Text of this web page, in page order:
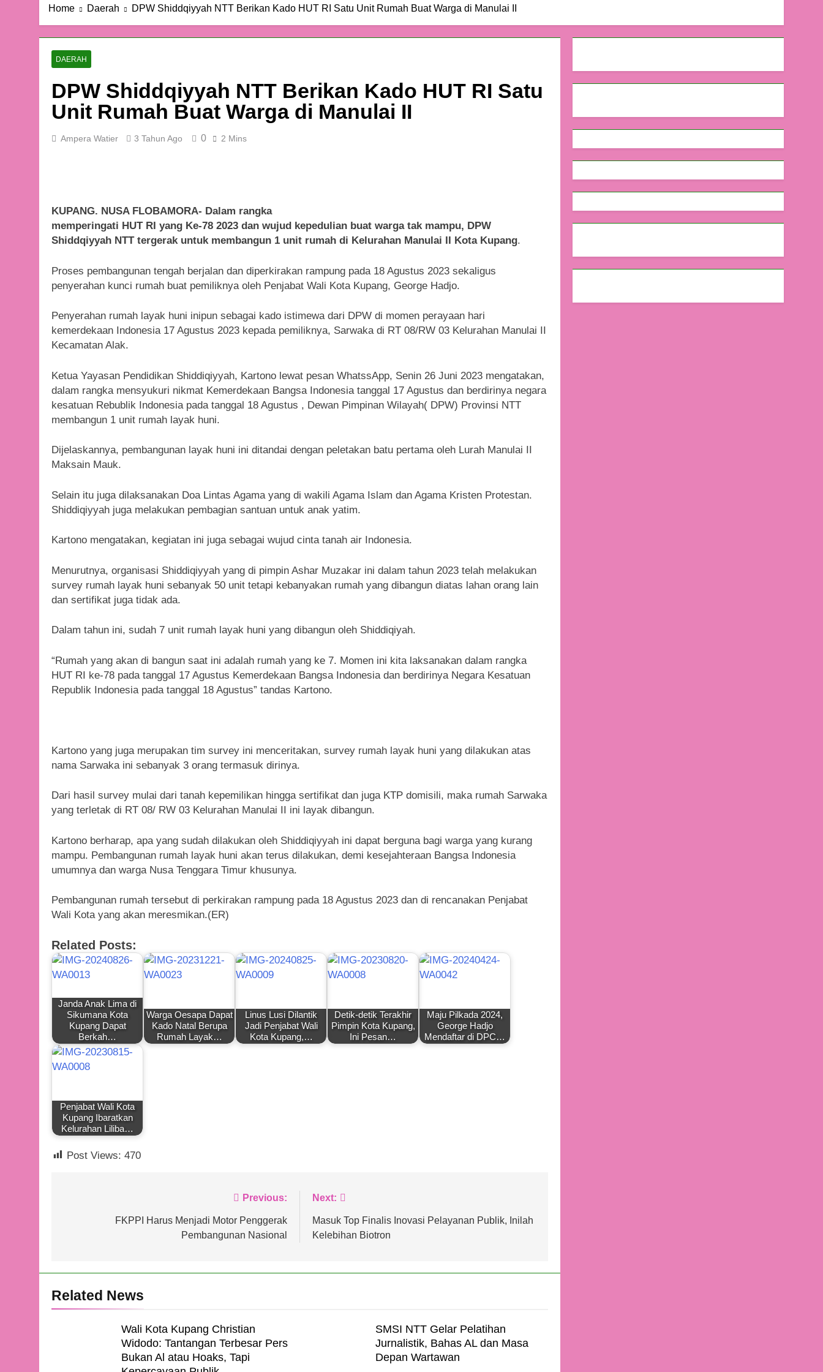
Home Daerah DPW Shiddqiyyah NTT Berikan Kado HUT RI Satu Unit Rumah Buat Warga di Manulai II
DAERAH
DPW Shiddqiyyah NTT Berikan Kado HUT RI Satu
Unit Rumah Buat Warga di Manulai II
Ampera Watier 3 Tahun Ago 0 2 Mins
KUPANG. NUSA FLOBAMORA- Dalam rangka
memperingati HUT RI yang Ke-78 2023 dan wujud kepedulian buat warga tak mampu, DPW
Shiddqiyyah NTT tergerak untuk membangun 1 unit rumah di Kelurahan Manulai II Kota Kupang.
Proses pembangunan tengah berjalan dan diperkirakan rampung pada 18 Agustus 2023 sekaligus
penyerahan kunci rumah buat pemiliknya oleh Penjabat Wali Kota Kupang, George Hadjo.
Penyerahan rumah layak huni inipun sebagai kado istimewa dari DPW di momen perayaan hari
kemerdekaan Indonesia 17 Agustus 2023 kepada pemiliknya, Sarwaka di RT 08/RW 03 Kelurahan Manulai II
Kecamatan Alak.
Ketua Yayasan Pendidikan Shiddiqiyyah, Kartono lewat pesan WhatssApp, Senin 26 Juni 2023 mengatakan,
dalam rangka mensyukuri nikmat Kemerdekaan Bangsa Indonesia tanggal 17 Agustus dan berdirinya negara
kesatuan Rebublik Indonesia pada tanggal 18 Agustus , Dewan Pimpinan Wilayah( DPW) Provinsi NTT
membangun 1 unit rumah layak huni.
Dijelaskannya, pembangunan layak huni ini ditandai dengan peletakan batu pertama oleh Lurah Manulai II
Maksain Mauk.
Selain itu juga dilaksanakan Doa Lintas Agama yang di wakili Agama Islam dan Agama Kristen Protestan.
Shiddiqiyyah juga melakukan pembagian santuan untuk anak yatim.
Kartono mengatakan, kegiatan ini juga sebagai wujud cinta tanah air Indonesia.
Menurutnya, organisasi Shiddiqiyyah yang di pimpin Ashar Muzakar ini dalam tahun 2023 telah melakukan
survey rumah layak huni sebanyak 50 unit tetapi kebanyakan rumah yang dibangun diatas lahan orang lain
dan sertifikat juga tidak ada.
Dalam tahun ini, sudah 7 unit rumah layak huni yang dibangun oleh Shiddiqiyah.
“Rumah yang akan di bangun saat ini adalah rumah yang ke 7. Momen ini kita laksanakan dalam rangka
HUT RI ke-78 pada tanggal 17 Agustus Kemerdekaan Bangsa Indonesia dan berdirinya Negara Kesatuan
Republik Indonesia pada tanggal 18 Agustus” tandas Kartono.
Kartono yang juga merupakan tim survey ini menceritakan, survey rumah layak huni yang dilakukan atas
nama Sarwaka ini sebanyak 3 orang termasuk dirinya.
Dari hasil survey mulai dari tanah kepemilikan hingga sertifikat dan juga KTP domisili, maka rumah Sarwaka
yang terletak di RT 08/ RW 03 Kelurahan Manulai II ini layak dibangun.
Kartono berharap, apa yang sudah dilakukan oleh Shiddiqiyyah ini dapat berguna bagi warga yang kurang
mampu. Pembangunan rumah layak huni akan terus dilakukan, demi kesejahteraan Bangsa Indonesia
umumnya dan warga Nusa Tenggara Timur khusunya.
Pembangunan rumah tersebut di perkirakan rampung pada 18 Agustus 2023 dan di rencanakan Penjabat
Wali Kota yang akan meresmikan.(ER)
Related Posts:
Janda Anak Lima di
Sikumana Kota
Kupang Dapat
Berkah…
Warga Oesapa Dapat
Kado Natal Berupa
Rumah Layak…
Linus Lusi Dilantik
Jadi Penjabat Wali
Kota Kupang,…
Detik-detik Terakhir
Pimpin Kota Kupang,
Ini Pesan…
Maju Pilkada 2024,
George Hadjo
Mendaftar di DPC…
Penjabat Wali Kota
Kupang Ibaratkan
Kelurahan Liliba…
Post Views: 470
Previous:
FKPPI Harus Menjadi Motor Penggerak
Pembangunan Nasional
Next:
Masuk Top Finalis Inovasi Pelayanan Publik, Inilah
Kelebihan Biotron
Related News
Wali Kota Kupang Christian
Widodo: Tantangan Terbesar Pers
Bukan Al atau Hoaks, Tapi
SMSI NTT Gelar Pelatihan
Jurnalistik, Bahas AL dan Masa
Depan Wartawan